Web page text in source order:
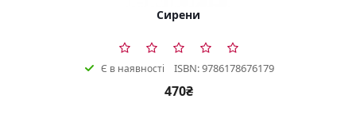
Сирени
Є в наявності ISBN: 9786178676179
470₴